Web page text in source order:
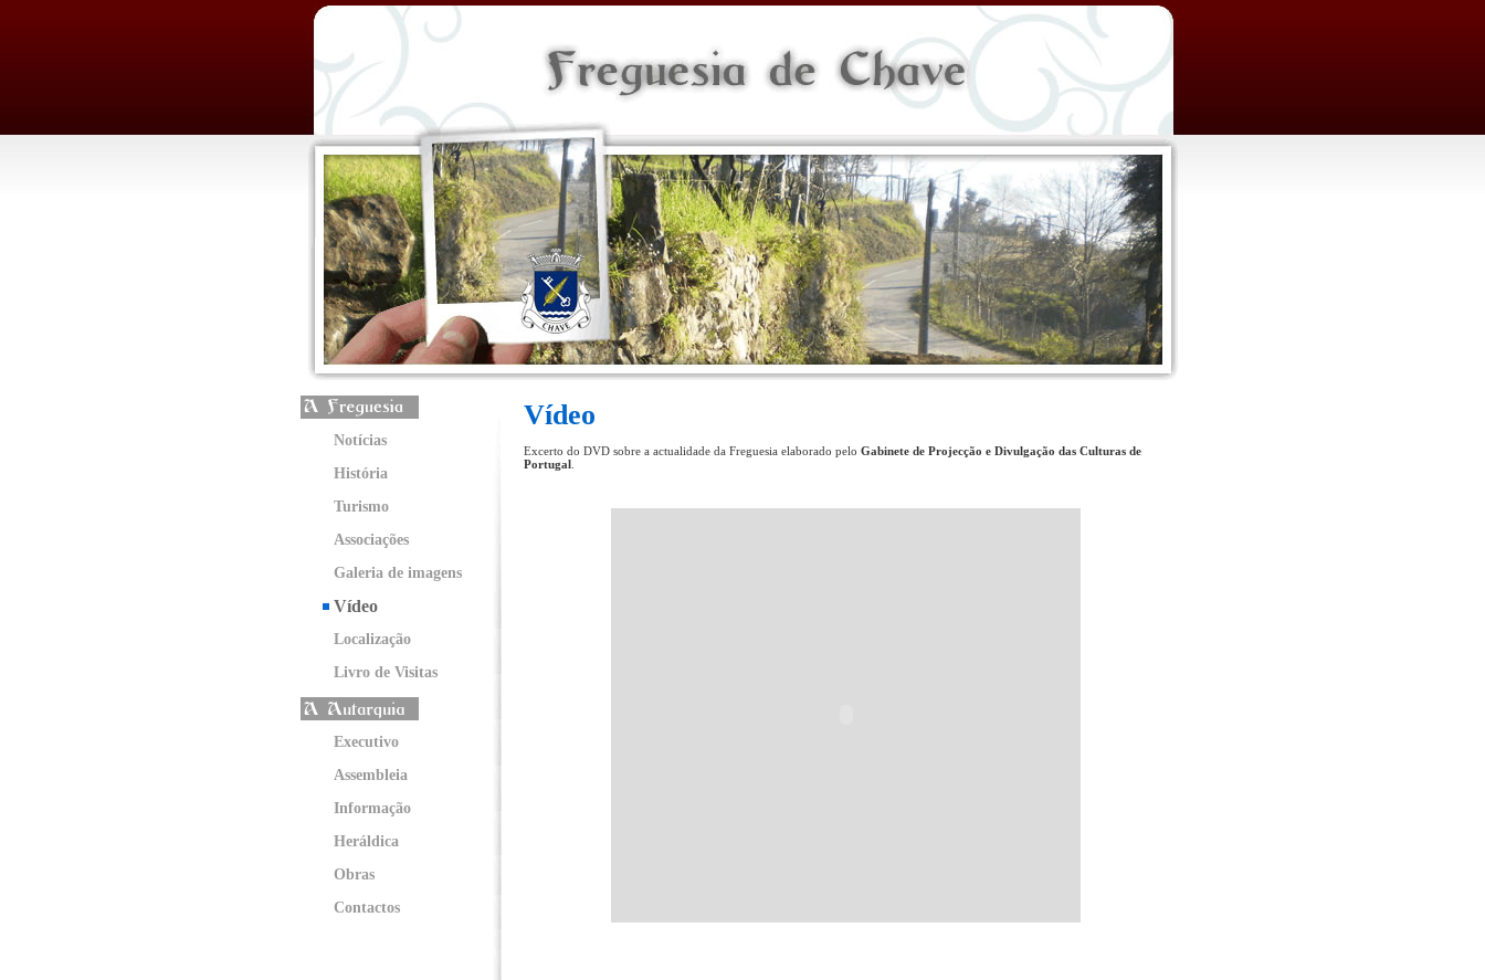
Notícias
História
Turismo
Associações
Galeria de imagens
Vídeo
Localização
Livro de Visitas
Executivo
Assembleia
Informação
Heráldica
Obras
Contactos
Vídeo
Excerto do DVD sobre a actualidade da Freguesia elaborado pelo Gabinete de Projecção e Divulgação das Culturas de
Portugal